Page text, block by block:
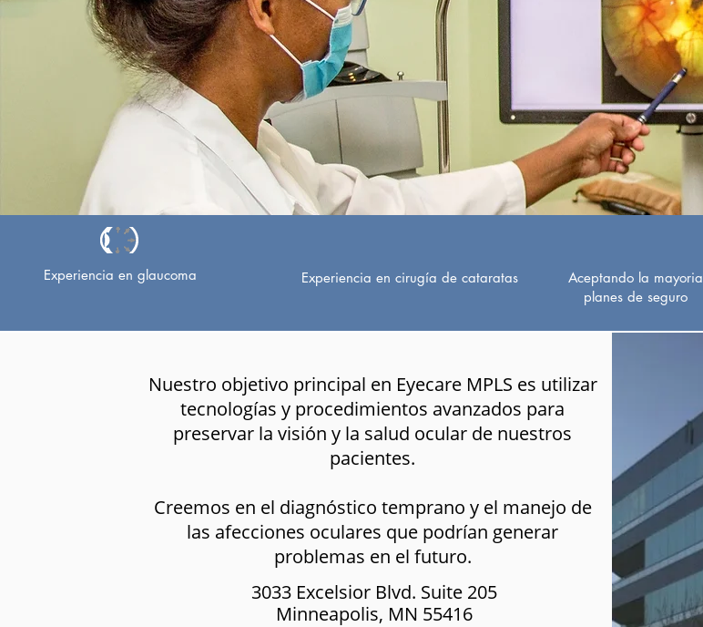
Experiencia en glaucoma Experiencia en cirugía de cataratas
Aceptando la mayoria
planes de seguro
Nuestro objetivo principal en Eyecare MPLS es utilizar
tecnologías y procedimientos avanzados para
preservar la visión y la salud ocular de nuestros
pacientes.
Creemos en el diagnóstico temprano y el manejo de
las afecciones oculares que podrían generar
problemas en el futuro.
3033 Excelsior Blvd. Suite 205
Minneapolis, MN 55416